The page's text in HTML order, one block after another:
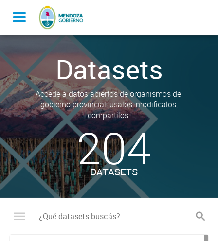
Datasets
Accede a datos abiertos de organismos del
gobierno provincial, usalos, modificalos,
compartilos.
204
DATASETS